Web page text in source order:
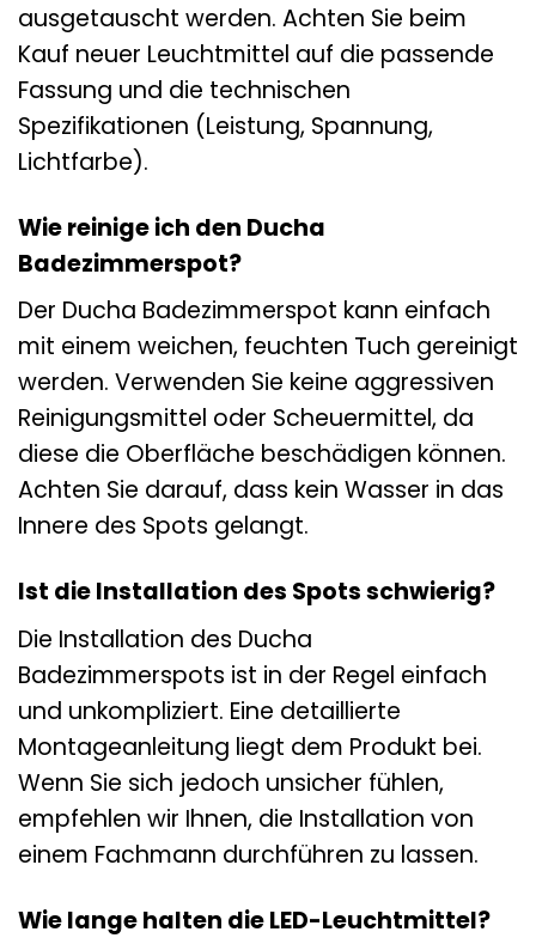
ausgetauscht werden. Achten Sie beim
Kauf neuer Leuchtmittel auf die passende
Fassung und die technischen
Spezifikationen (Leistung, Spannung,
Lichtfarbe).
Wie reinige ich den Ducha
Badezimmerspot?
Der Ducha Badezimmerspot kann einfach
mit einem weichen, feuchten Tuch gereinigt
werden. Verwenden Sie keine aggressiven
Reinigungsmittel oder Scheuermittel, da
diese die Oberfläche beschädigen können.
Achten Sie darauf, dass kein Wasser in das
Innere des Spots gelangt.
Ist die Installation des Spots schwierig?
Die Installation des Ducha
Badezimmerspots ist in der Regel einfach
und unkompliziert. Eine detaillierte
Montageanleitung liegt dem Produkt bei.
Wenn Sie sich jedoch unsicher fühlen,
empfehlen wir Ihnen, die Installation von
einem Fachmann durchführen zu lassen.
Wie lange halten die LED-Leuchtmittel?